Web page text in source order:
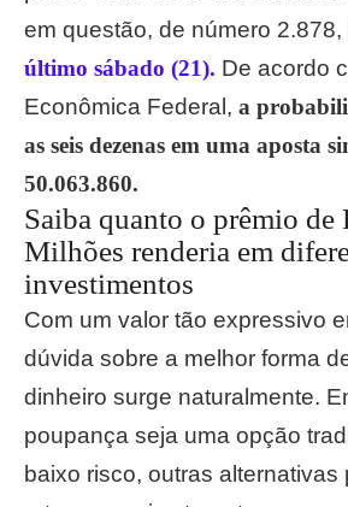
em questão, de número 2.878,
último sábado (21). De acordo
Econômica Federal, a
as seis dezenas em uma aposta
50.063.860.
Saiba quanto o prêmio de
Milhões renderia em
investimentos
Com um valor tão expressivo
dúvida sobre a melhor forma
dinheiro surge naturalmente.
poupança seja uma opção
baixo risco, outras alternativas